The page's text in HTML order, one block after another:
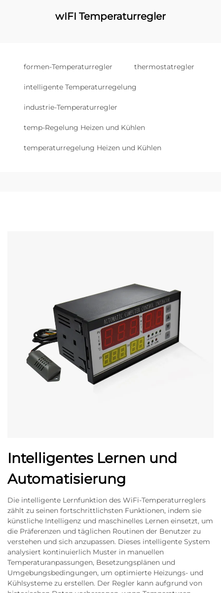
wIFI Temperaturregler
formen-Temperaturregler thermostatregler
intelligente Temperaturregelung
industrie-Temperaturregler
temp-Regelung Heizen und Kühlen
temperaturregelung Heizen und Kühlen
Intelligentes Lernen und
Automatisierung
Die intelligente Lernfunktion des WiFi-Temperaturreglers
zählt zu seinen fortschrittlichsten Funktionen, indem sie
künstliche Intelligenz und maschinelles Lernen einsetzt, um
die Präferenzen und täglichen Routinen der Benutzer zu
verstehen und sich anzupassen. Dieses intelligente System
analysiert kontinuierlich Muster in manuellen
Temperaturanpassungen, Besetzungsplänen und
Umgebungsbedingungen, um optimierte Heizungs- und
Kühlsysteme zu erstellen. Der Regler kann aufgrund von